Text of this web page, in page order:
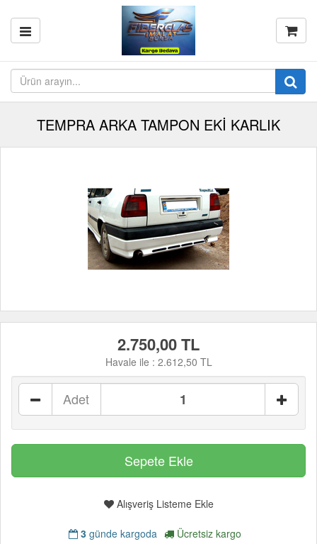
TEMPRA ARKA TAMPON EKİ KARLIK
2.750,00 TL
Havale ile : 2.612,50 TL
Adet
Alışveriş Listeme Ekle
3 günde kargoda Ücretsiz kargo